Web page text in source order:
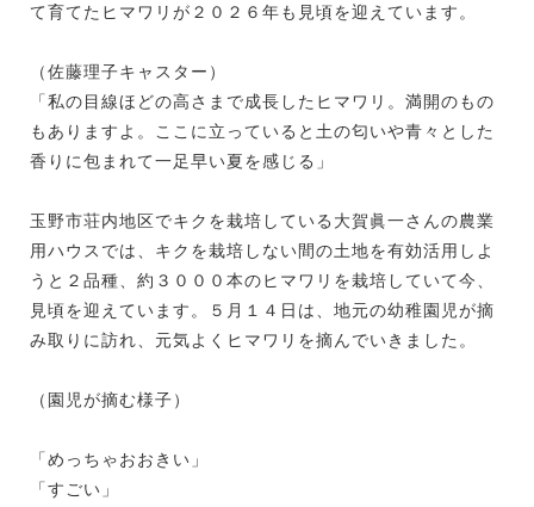
て育てたヒマワリが２０２６年も見頃を迎えています。
（佐藤理子キャスター）
「私の目線ほどの高さまで成長したヒマワリ。満開のもの
もありますよ。ここに立っていると土の匂いや青々とした
香りに包まれて一足早い夏を感じる」
玉野市荘内地区でキクを栽培している大賀眞一さんの農業
用ハウスでは、キクを栽培しない間の土地を有効活用しよ
うと２品種、約３０００本のヒマワリを栽培していて今、
見頃を迎えています。５月１４日は、地元の幼稚園児が摘
み取りに訪れ、元気よくヒマワリを摘んでいきました。
（園児が摘む様子）
「めっちゃおおきい」
「すごい」